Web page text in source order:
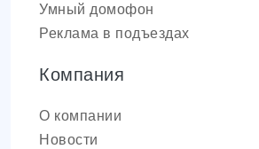
Умный домофон
Реклама в подъездах
Компания
О компании
Новости